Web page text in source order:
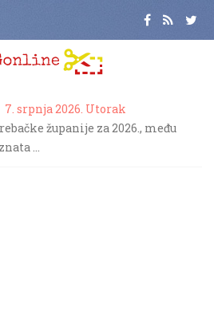
7. srpnja 2026. Utorak
županije za 2026., među
…